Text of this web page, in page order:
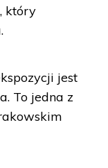
który
jest
To jedna z